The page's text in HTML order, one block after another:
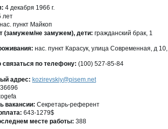
4 декабря 1966 г.
лет
нас. пункт Майкоп
(замужем/не замужем), дети: гражданский брак, 1
нас. пункт Карасук, улица Современная, д 10,
по телефону: (100) 527-85-84
адрес: kozirevskiy@pisem.net
вакансии: Секретарь-референт
643-1279$
месте работы: 388